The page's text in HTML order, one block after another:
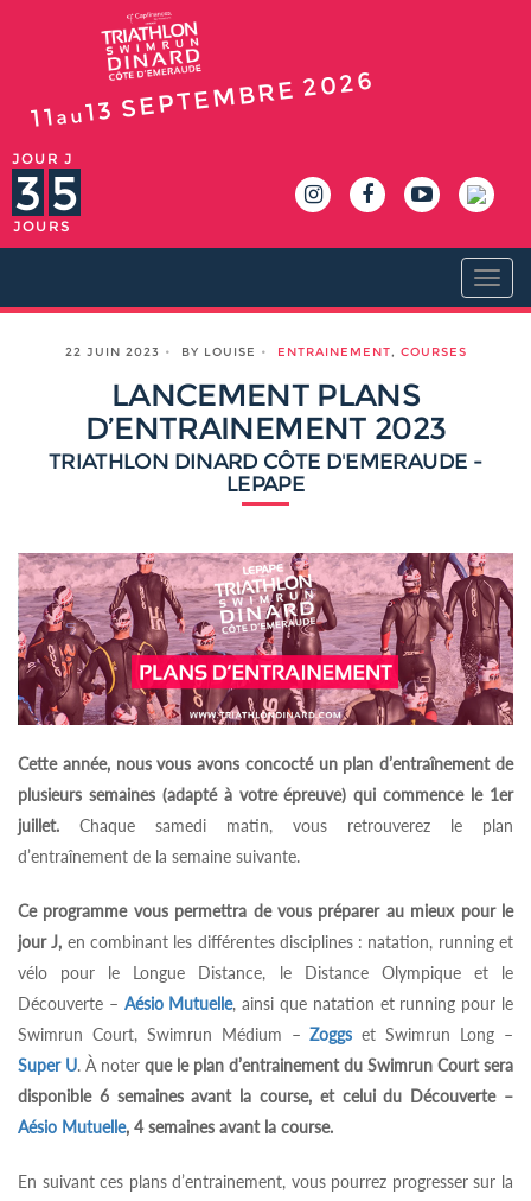
11au13 SEPTEMBRE 2026
JOUR J
3 5
JOURS
22 JUIN 2023 BY LOUISE ENTRAINEMENT, COURSES
LANCEMENT PLANS
D’ENTRAINEMENT 2023
TRIATHLON DINARD CÔTE D'EMERAUDE -
LEPAPE
Cette année, nous vous avons concocté un plan d’entraînement de
plusieurs semaines (adapté à votre épreuve) qui commence le 1er
juillet. Chaque samedi matin, vous retrouverez le plan
d’entraînement de la semaine suivante.
Ce programme vous permettra de vous préparer au mieux pour le
jour J, en combinant les différentes disciplines : natation, running et
vélo pour le Longue Distance, le Distance Olympique et le
Découverte – Aésio Mutuelle, ainsi que natation et running pour le
Swimrun Court, Swimrun Médium –Zoggs et Swimrun Long –
Super U. À noter que le plan d’entrainement du Swimrun Court sera
disponible 6 semaines avant la course, et celui du Découverte –
Aésio Mutuelle, 4 semaines avant la course.
En suivant ces plans d’entrainement, vous pourrez progresser sur la